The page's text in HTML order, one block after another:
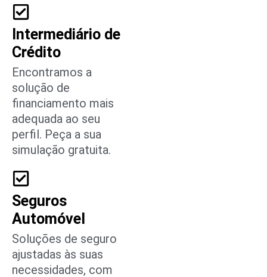
Intermediário de
Crédito
Encontramos a
solução de
financiamento mais
adequada ao seu
perfil. Peça a sua
simulação gratuita.
Seguros
Automóvel
Soluções de seguro
ajustadas às suas
necessidades, com